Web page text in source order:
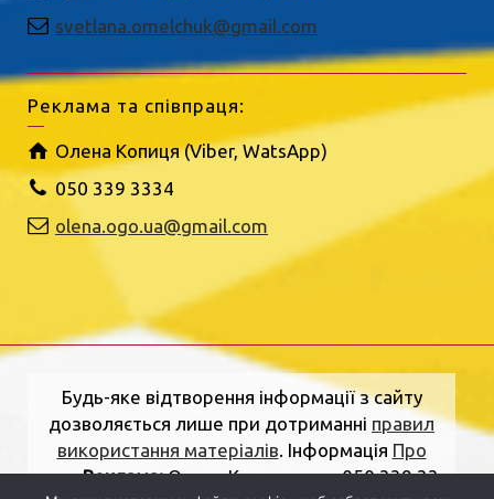
svetlana.omelchuk@gmail.com
Реклама та співпраця:
Олена Копиця (Viber, WatsApp)
050 339 3334
olena.ogo.ua@gmail.com
Будь-яке відтворення інформації з сайту
дозволяється лише при дотриманні правил
використання матеріалів. Інформація Про
нас.Реклама:Олена Копиця, тел. 050 339 33